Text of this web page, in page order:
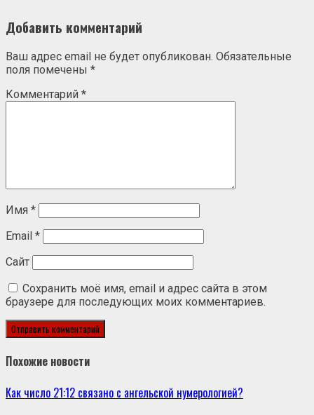
Добавить комментарий
Ваш адрес email не будет опубликован. Обязательные
поля помечены *
Комментарий *
Имя *
Email *
Сайт
Сохранить моё имя, email и адрес сайта в этом
браузере для последующих моих комментариев.
Похожие новости
Как число 21:12 связано с ангельской нумерологией?